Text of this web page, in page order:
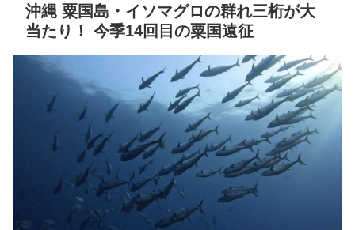
沖縄 粟国島・イソマグロの群れ三桁が大
当たり！ 今季14回目の粟国遠征